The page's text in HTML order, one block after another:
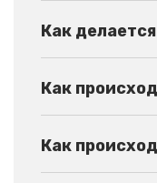
Как
Как
Как